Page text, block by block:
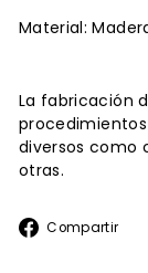
Material:
La fabricación
diversos como
otras.
Compartir